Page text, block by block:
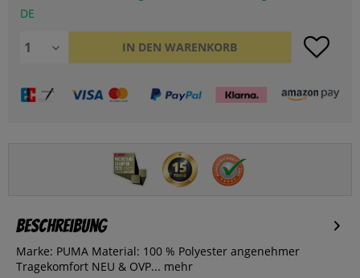
DE
IN DEN WARENKORB
Beschreibung
Marke: PUMA Material: 100 % Polyester angenehmer
Tragekomfort NEU & OVP... mehr